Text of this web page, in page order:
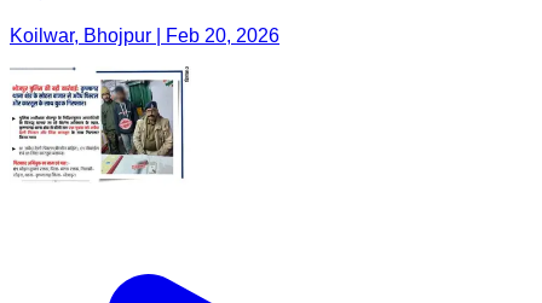
Koilwar, Bhojpur | Feb 20, 2026